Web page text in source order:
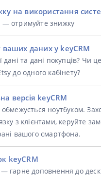
на використання
— отримуйте знижку
ваших даних у keyCRM
дані та дані покупців? Чи
до одного кабінету?
версія keyCRM
ноутбуком.
з клієнтами, керуйте
вашого смартфона.
keyCRM
гарне доповнення до